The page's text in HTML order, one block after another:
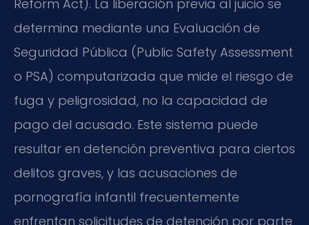
Reform Act). La liberación previa al juicio se
determina mediante una Evaluación de
Seguridad Pública (Public Safety Assessment
o PSA) computarizada que mide el riesgo de
fuga y peligrosidad, no la capacidad de
pago del acusado. Este sistema puede
resultar en detención preventiva para ciertos
delitos graves, y las acusaciones de
pornografía infantil frecuentemente
enfrentan solicitudes de detención por parte